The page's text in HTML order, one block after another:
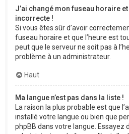
J’ai changé mon fuseau horaire
incorrecte !
Si vous êtes sûr d’avoir
fuseau horaire et que l’heure est
peut que le serveur ne soit pas à
problème à un administrateur.
Haut
Ma langue n’est pas dans la liste !
La raison la plus probable est que
installé votre langue ou bien que
phpBB dans votre langue. Essayez